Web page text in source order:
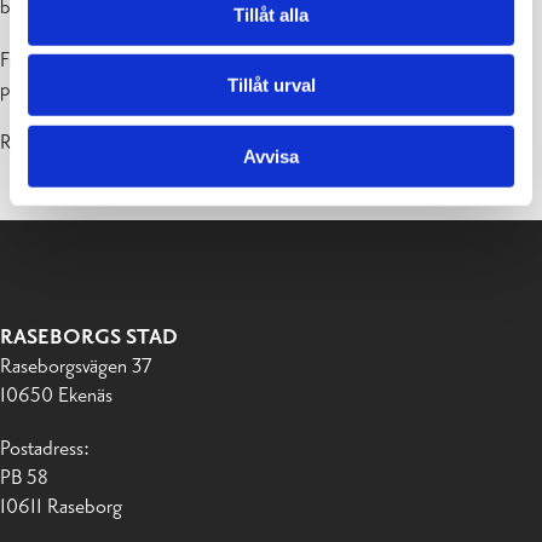
Tillåt alla
Tillåt urval
Avvisa
byggnaden.
Fritt formulerad ansökan inlämnassenast 5.3.2021 kl. 12.00till e-
postadress
anna.friberg@raseborg.fi.
RASEBORGS STADS UTRYMMESFÖRVALTNING
RASEBORGS STAD
Raseborgsvägen 37
10650 Ekenäs
Postadress:
PB 58
10611 Raseborg